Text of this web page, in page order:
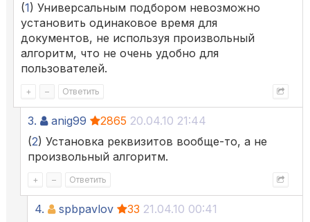
(1) Универсальным подбором невозможно
установить одинаковое время для
документов, не используя произвольный
алгоритм, что не очень удобно для
пользователей.
+ – Ответить
3. anig99 2865 20.04.10 21:44
(2) Установка реквизитов вообще-то, а не
произвольный алгоритм.
+ – Ответить
4. spbpavlov 33 21.04.10 00:41